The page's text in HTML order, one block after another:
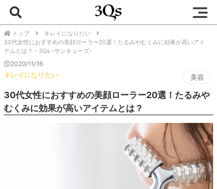
トップ
キレイになりたい
30代女性におすすめの美顔ローラー20選！たるみやむくみに効果が高いアイ
テムとは？ - 3Qs -サンキューズ-
2020/11/16
キレイになりたい 美容
30代女性におすすめの美顔ローラー20選！たるみや
むくみに効果が高いアイテムとは？